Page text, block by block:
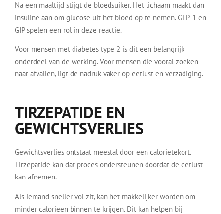
Na een maaltijd stijgt de bloedsuiker. Het lichaam maakt dan
insuline aan om glucose uit het bloed op te nemen. GLP-1 en
GIP spelen een rol in deze reactie.
Voor mensen met diabetes type 2 is dit een belangrijk
onderdeel van de werking. Voor mensen die vooral zoeken
naar afvallen, ligt de nadruk vaker op eetlust en verzadiging.
TIRZEPATIDE EN
GEWICHTSVERLIES
Gewichtsverlies ontstaat meestal door een calorietekort.
Tirzepatide kan dat proces ondersteunen doordat de eetlust
kan afnemen.
Als iemand sneller vol zit, kan het makkelijker worden om
minder calorieën binnen te krijgen. Dit kan helpen bij